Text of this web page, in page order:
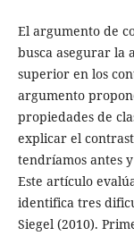
El argumento de
busca asegurar la
superior en los
argumento
propiedades de
explicar el
tendríamos antes
Este artículo
identifica tres
Siegel (2010).